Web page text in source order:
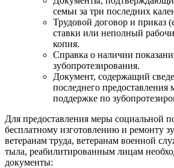
семьи за три последних
Трудовой договор и приказ
ставки или неполный
копия.
Справка о наличии
зубопротезирования.
Документ, содержащий
последнего предоставления
поддержке по
Для предоставления меры социальной
бесплатному изготовлению и ремонту
ветеранам труда, ветеранам военной
тыла, реабилитированным лицам
документы: